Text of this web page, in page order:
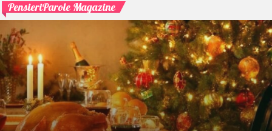
PensieriParole Magazine